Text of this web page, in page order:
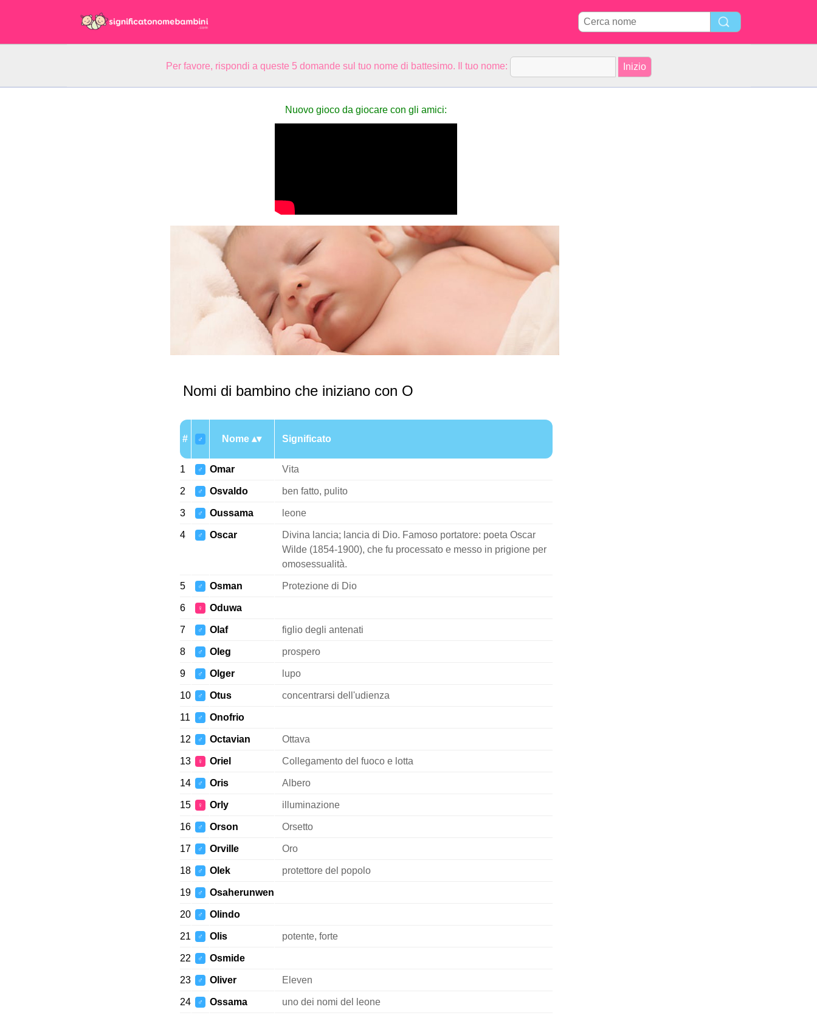
Per favore, rispondi a queste 5 domande sul tuo nome di battesimo. Il tuo nome:
Nuovo gioco da giocare con gli amici:
Nomi di bambino che iniziano con O
# ♂ Nome Significato
1 ♂ Omar Vita
2 ♂ Osvaldo ben fatto, pulito
3 ♂ Oussama leone
4 ♂ Oscar
Divina lancia; lancia di Dio. Famoso portatore: poeta Oscar
Wilde (1854-1900), che fu processato e messo in prigione per
omosessualità.
5 ♂ Osman Protezione di Dio
6 ♀ Oduwa
7 ♂ Olaf figlio degli antenati
8 ♂ Oleg prospero
9 ♂ Olger lupo
10 ♂ Otus concentrarsi dell'udienza
11 ♂ Onofrio
12 ♂ Octavian Ottava
13 ♀ Oriel Collegamento del fuoco e lotta
14 ♂ Oris Albero
15 ♀ Orly illuminazione
16 ♂ Orson Orsetto
17 ♂ Orville Oro
18 ♂ Olek protettore del popolo
19 ♂ Osaherunwen
20 ♂ Olindo
21 ♂ Olis potente, forte
22 ♂ Osmide
23 ♂ Oliver Eleven
24 ♂ Ossama uno dei nomi del leone